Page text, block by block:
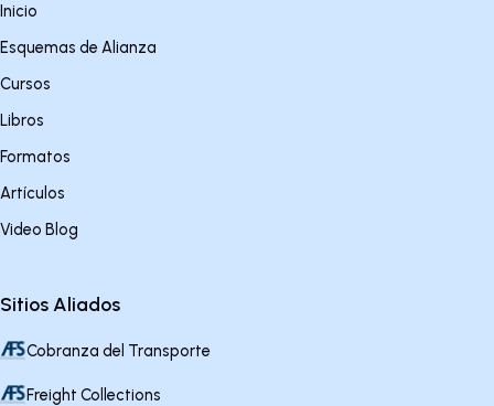
Inicio
Esquemas de Alianza
Cursos
Libros
Formatos
Artículos
Video Blog
Sitios Aliados
Cobranza del Transporte
Freight Collections